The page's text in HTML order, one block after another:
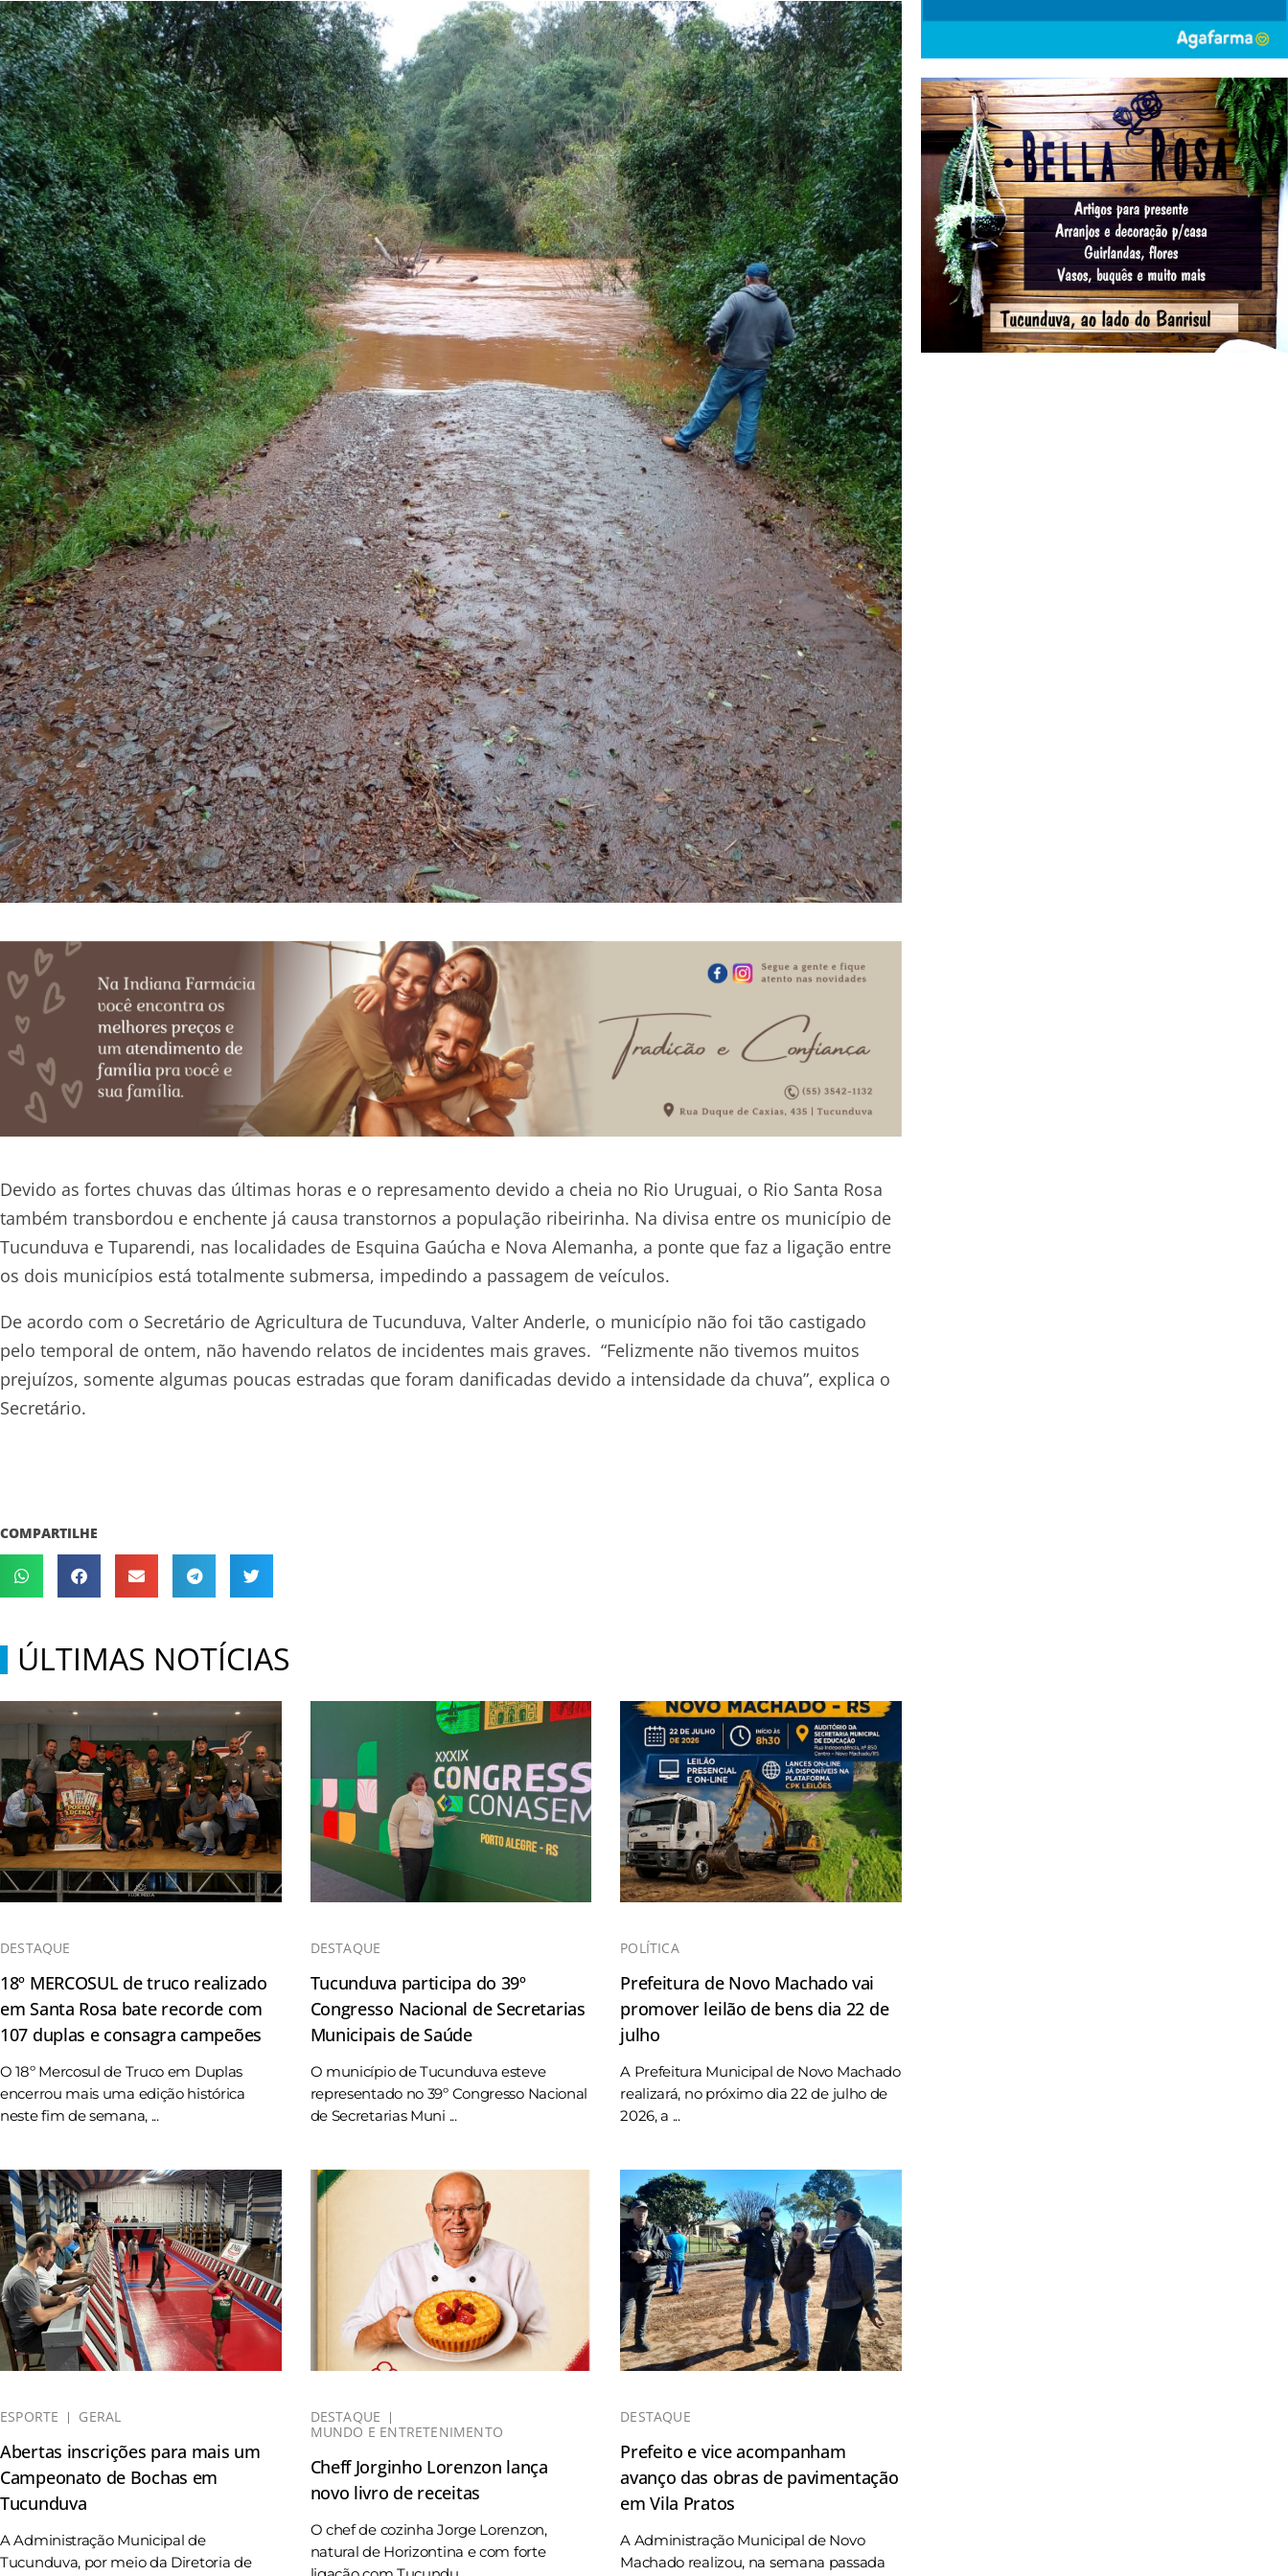
Devido as fortes chuvas das últimas horas e o represamento devido a cheia no Rio Uruguai, o Rio Santa Rosa
também transbordou e enchente já causa transtornos a população ribeirinha. Na divisa entre os município de
Tucunduva e Tuparendi, nas localidades de Esquina Gaúcha e Nova Alemanha, a ponte que faz a ligação entre
os dois municípios está totalmente submersa, impedindo a passagem de veículos.
De acordo com o Secretário de Agricultura de Tucunduva, Valter Anderle, o município não foi tão castigado
pelo temporal de ontem, não havendo relatos de incidentes mais graves. “Felizmente não tivemos muitos
prejuízos, somente algumas poucas estradas que foram danificadas devido a intensidade da chuva”, explica o
Secretário.
COMPARTILHE
ÚLTIMAS NOTÍCIAS
DESTAQUE
18º MERCOSUL de truco realizado
em Santa Rosa bate recorde com
107 duplas e consagra campeões
O 18º Mercosul de Truco em Duplas
encerrou mais uma edição histórica
neste fim de semana, ...
DESTAQUE
Tucunduva participa do 39º
Congresso Nacional de Secretarias
Municipais de Saúde
O município de Tucunduva esteve
representado no 39º Congresso Nacional
de Secretarias Muni ...
POLÍTICA
Prefeitura de Novo Machado vai
promover leilão de bens dia 22 de
julho
A Prefeitura Municipal de Novo Machado
realizará, no próximo dia 22 de julho de
2026, a ...
ESPORTE GERAL
Abertas inscrições para mais um
Campeonato de Bochas em
Tucunduva
A Administração Municipal de
Tucunduva, por meio da Diretoria de
DESTAQUE
MUNDO E ENTRETENIMENTO
Cheff Jorginho Lorenzon lança
novo livro de receitas
O chef de cozinha Jorge Lorenzon,
natural de Horizontina e com forte
DESTAQUE
Prefeito e vice acompanham
avanço das obras de pavimentação
em Vila Pratos
A Administração Municipal de Novo
Machado realizou, na semana passada